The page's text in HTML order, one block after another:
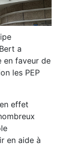
a
en faveur de
les PEP
effet
en aide à